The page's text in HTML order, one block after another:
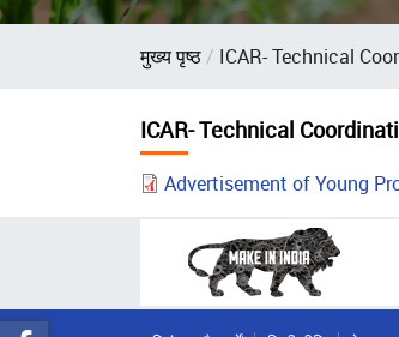
पग
मुख्य पृष्ठ ICAR- Technical
ICAR- Technical
Advertisement of Young